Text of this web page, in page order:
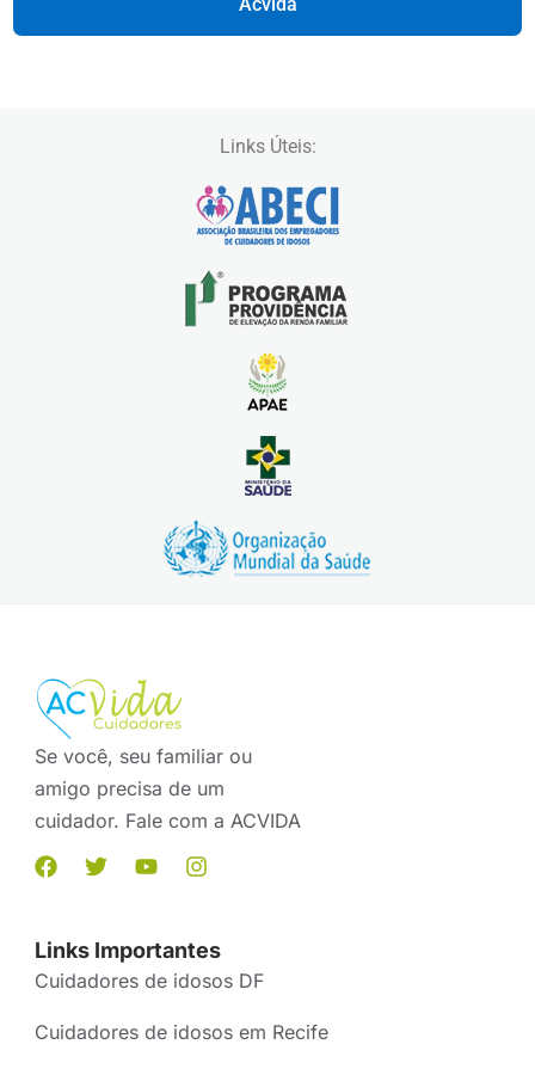
Links Úteis:
Se você, seu familiar ou
amigo precisa de um
cuidador. Fale com a ACVIDA
Links Importantes
Cuidadores de idosos DF
Cuidadores de idosos em Recife